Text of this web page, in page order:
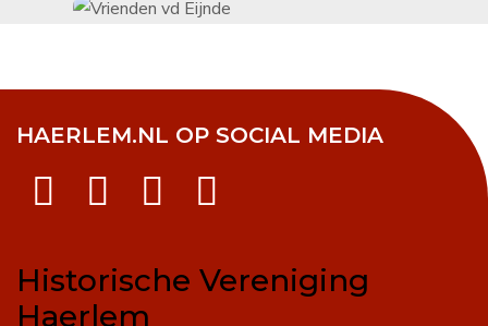
HAERLEM.NL OP SOCIAL MEDIA
Historische Vereniging
Haerlem